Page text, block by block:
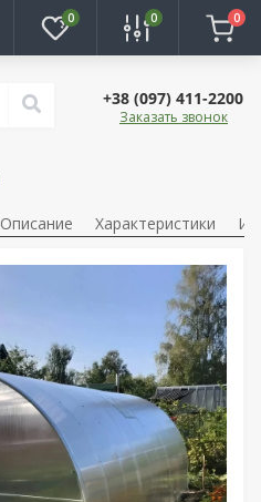
0 0 0
+38 (097) 411-2200
Заказать звонок
Описание Характеристики